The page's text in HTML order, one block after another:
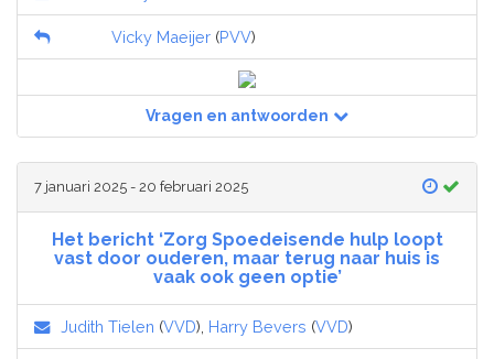
Vicky Maeijer (PVV)
Vragen en antwoorden
7 januari 2025 - 20 februari 2025
Het bericht ‘Zorg Spoedeisende hulp loopt
vast door ouderen, maar terug naar huis is
vaak ook geen optie’
Judith Tielen (VVD), Harry Bevers (VVD)